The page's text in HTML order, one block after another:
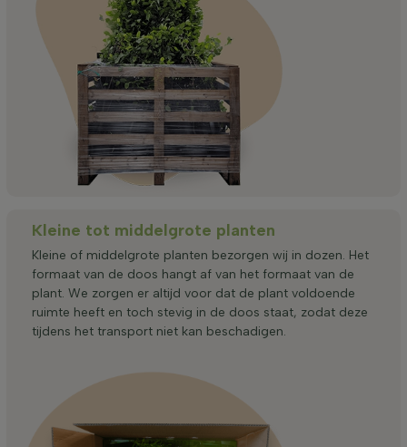
Kleine tot middelgrote planten
Kleine of middelgrote planten bezorgen wij in dozen. Het
formaat van de doos hangt af van het formaat van de
plant. We zorgen er altijd voor dat de plant voldoende
ruimte heeft en toch stevig in de doos staat, zodat deze
tijdens het transport niet kan beschadigen.